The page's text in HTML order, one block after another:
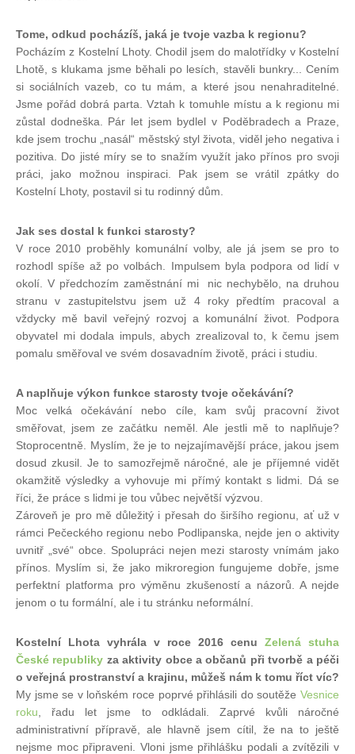
Tome, odkud pocházíš, jaká je tvoje vazba k regionu?
Pocházím z Kostelní Lhoty. Chodil jsem do malotřídky v Kostelní
Lhotě, s klukama jsme běhali po lesích, stavěli bunkry... Cením
si sociálních vazeb, co tu mám, a které jsou nenahraditelné.
Jsme pořád dobrá parta. Vztah k tomuhle místu a k regionu mi
zůstal dodneška. Pár let jsem bydlel v Poděbradech a Praze,
kde jsem trochu „nasál“ městský styl života, viděl jeho negativa i
pozitiva. Do jisté míry se to snažím využít jako přínos pro svoji
práci, jako možnou inspiraci. Pak jsem se vrátil zpátky do
Kostelní Lhoty, postavil si tu rodinný dům.
Jak ses dostal k funkci starosty?
V roce 2010 proběhly komunální volby, ale já jsem se pro to
rozhodl spíše až po volbách. Impulsem byla podpora od lidí v
okolí. V předchozím zaměstnání mi nic nechybělo, na druhou
stranu v zastupitelstvu jsem už 4 roky předtím pracoval a
vždycky mě bavil veřejný rozvoj a komunální život. Podpora
obyvatel mi dodala impuls, abych zrealizoval to, k čemu jsem
pomalu směřoval ve svém dosavadním životě, práci i studiu.
A naplňuje výkon funkce starosty tvoje očekávání?
Moc velká očekávání nebo cíle, kam svůj pracovní život
směřovat, jsem ze začátku neměl. Ale jestli mě to naplňuje?
Stoprocentně. Myslím, že je to nejzajímavější práce, jakou jsem
dosud zkusil. Je to samozřejmě náročné, ale je příjemné vidět
okamžitě výsledky a vyhovuje mi přímý kontakt s lidmi. Dá se
říci, že práce s lidmi je tou vůbec největší výzvou.
Zároveň je pro mě důležitý i přesah do širšího regionu, ať už v
rámci Pečeckého regionu nebo Podlipanska, nejde jen o aktivity
uvnitř „své“ obce. Spolupráci nejen mezi starosty vnímám jako
přínos. Myslím si, že jako mikroregion fungujeme dobře, jsme
perfektní platforma pro výměnu zkušeností a názorů. A nejde
jenom o tu formální, ale i tu stránku neformální.
Kostelní Lhota vyhrála v roce 2016 cenu Zelená stuha
České republiky za aktivity obce a občanů při tvorbě a péči
o veřejná prostranství a krajinu, můžeš nám k tomu říct víc?
My jsme se v loňském roce poprvé přihlásili do soutěže Vesnice
roku , řadu let jsme to odkládali. Zaprvé kvůli náročné
administrativní přípravě, ale hlavně jsem cítil, že na to ještě
nejsme moc připraveni. Vloni jsme přihlášku podali a zvítězili v